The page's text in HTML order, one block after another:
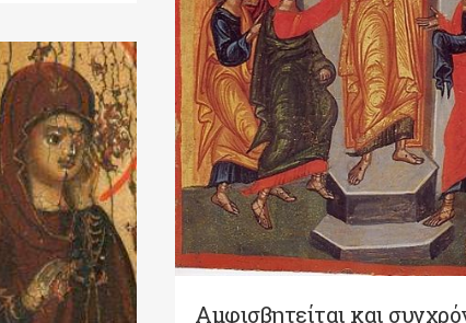
Αμφισβητείται και